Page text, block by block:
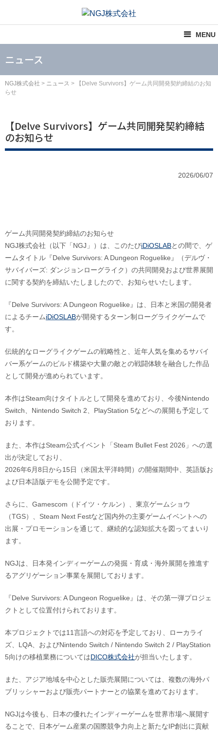
へ
ス
キ
MENU
ニュース
NGJ株式会社 > ニュース >
【Delve Survivors】ゲーム共同開発契約締結のお知
らせ
【Delve Survivors】ゲーム共同開発契約締結
のお知らせ
2026/06/07
ゲーム共同開発契約締結のお知らせ
NGJ株式会社（以下「NGJ」）は、このたびiDiOSLABとの間で、ゲ
ームタイトル『Delve Survivors: A Dungeon Roguelike』（デルヴ・
サバイバーズ: ダンジョンローグライク）の共同開発および世界展開
に関する契約を締結いたしましたので、お知らせいたします。
『Delve Survivors: A Dungeon Roguelike』は、日本と米国の開発者
によるチームiDiOSLABが開発するターン制ローグライクゲームで
す。
伝統的なローグライクゲームの戦略性と、近年人気を集めるサバイ
バー系ゲームのビルド構築や大量の敵との戦闘体験を融合した作品
として開発が進められています。
本作はSteam向けタイトルとして開発を進めており、今後Nintendo
Switch、Nintendo Switch 2、PlayStation 5などへの展開も予定して
おります。
また、本作はSteam公式イベント「Steam Bullet Fest 2026」への選
出が決定しており、
2026年6月8日から15日（米国太平洋時間）の開催期間中、英語版お
よび日本語版デモを公開予定です。
さらに、Gamescom（ドイツ・ケルン）、東京ゲームショウ
（TGS）、Steam Next Festなど国内外の主要ゲームイベントへの
出展・プロモーションを通じて、継続的な認知拡大を図ってまいり
ます。
NGJは、日本発インディーゲームの発掘・育成・海外展開を推進す
るアグリゲーション事業を展開しております。
『Delve Survivors: A Dungeon Roguelike』は、その第一弾プロジェ
クトとして位置付けられております。
本プロジェクトでは11言語への対応を予定しており、ローカライ
ズ、LQA、およびNintendo Switch / Nintendo Switch 2 / PlayStation
5向けの移植業務についてはDICO株式会社が担当いたします。
また、アジア地域を中心とした販売展開については、複数の海外パ
ブリッシャーおよび販売パートナーとの協業を進めております。
NGJは今後も、日本の優れたインディーゲームを世界市場へ展開す
ることで、日本ゲーム産業の国際競争力向上と新たなIP創出に貢献